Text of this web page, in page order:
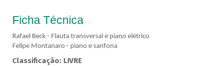
Ficha Técnica
Rafael Beck - Flauta transversal e piano elétrico
Felipe Montanaro - piano e sanfona
Classificação: LIVRE